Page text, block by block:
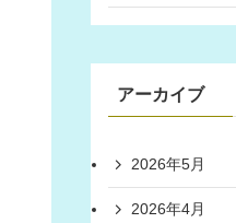
アーカイブ
2026年5月
2026年4月